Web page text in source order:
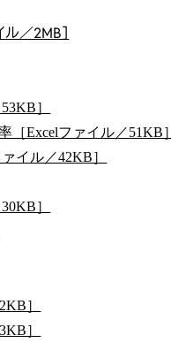
／2MB］
］
［Excelファイル／51KB］
イル／42KB］
］
］
］